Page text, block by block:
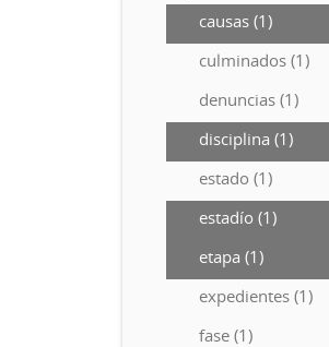
causas (1)
culminados (1)
denuncias (1)
disciplina (1)
estado (1)
estadío (1)
etapa (1)
expedientes (1)
fase (1)